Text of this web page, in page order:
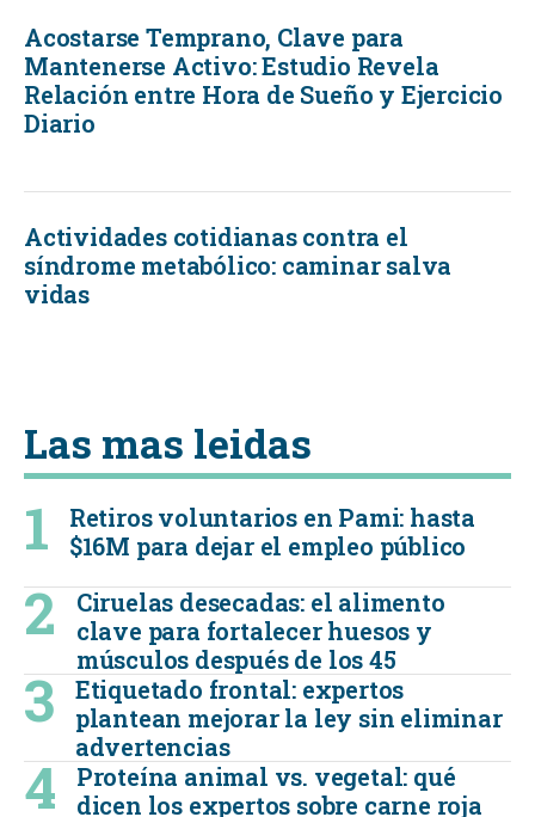
Acostarse Temprano, Clave para
Mantenerse Activo: Estudio Revela
Relación entre Hora de Sueño y Ejercicio
Diario
Actividades cotidianas contra el
síndrome metabólico: caminar salva
vidas
Las mas leidas
Retiros voluntarios en Pami: hasta
$16M para dejar el empleo público
Ciruelas desecadas: el alimento
clave para fortalecer huesos y
músculos después de los 45
Etiquetado frontal: expertos
plantean mejorar la ley sin eliminar
advertencias
Proteína animal vs. vegetal: qué
dicen los expertos sobre carne roja